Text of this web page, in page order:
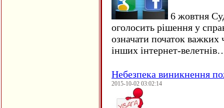
6 жовтня
оголосить рішення у
означати початок важких
інших інтернет-
Небезпека виникнення
2015-10-02 03:02:14